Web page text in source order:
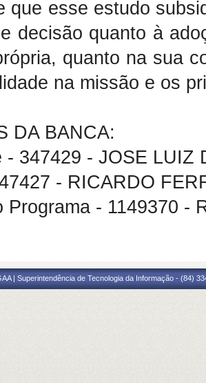
que esse estudo
decisão quanto à
quanto na sua
na missão e os
DA BANCA:
- 347429 - JOSE LUIZ
- RICARDO
Programa - 1149370 -
| Superintendência de Tecnologia da Informação - (84)